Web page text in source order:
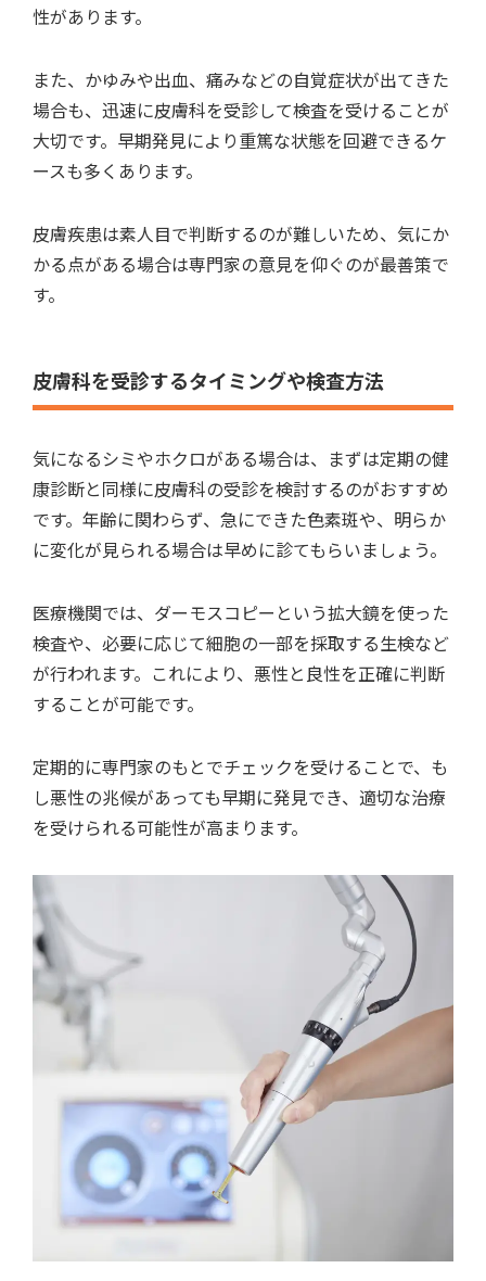
性があります。
また、かゆみや出血、痛みなどの自覚症状が出てきた
場合も、迅速に皮膚科を受診して検査を受けることが
大切です。早期発見により重篤な状態を回避できるケ
ースも多くあります。
皮膚疾患は素人目で判断するのが難しいため、気にか
かる点がある場合は専門家の意見を仰ぐのが最善策で
す。
皮膚科を受診するタイミングや検査方法
気になるシミやホクロがある場合は、まずは定期の健
康診断と同様に皮膚科の受診を検討するのがおすすめ
です。年齢に関わらず、急にできた色素斑や、明らか
に変化が見られる場合は早めに診てもらいましょう。
医療機関では、ダーモスコピーという拡大鏡を使った
検査や、必要に応じて細胞の一部を採取する生検など
が行われます。これにより、悪性と良性を正確に判断
することが可能です。
定期的に専門家のもとでチェックを受けることで、も
し悪性の兆候があっても早期に発見でき、適切な治療
を受けられる可能性が高まります。